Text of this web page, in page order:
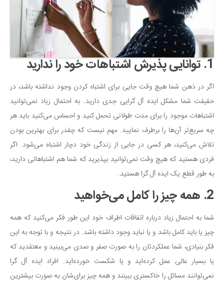
زمین و محیط زیست
خودرو
سرگرمی
دانستنی‌ها
طنز
فال
مسابقه
اخبار
1. توانایی پذیرش اشتباهات خود را ندارید
اگر در ذهن شما هیچ وقت جایی برای اشتباه کردن وجود نداشته باشد، در
حقیقت شما مشکل ایده آل گرایی جدی دارید. به احتمال زیاد نمی‌توانید
اشتباهات موجود را برای مدت طولانی تحمل کنید و احساس می‌کنید باید هر
چه سریع‌تر آن‌ها را برطرف نمایید. مهم نیست که چقدر برای بهترین بودن
تلاش می‌کنید، هر کسی در جایی از زندگی خود دچار اشتباه می‌شود. اگر
فردی هستید که هیچ وقت نمی‌توانید بپذیرید که شما هم اشتباهاتی دارید،
به طور قطع یک ایده آل گرا هستید.
2. همه چیز را کامل می‌خواهید
شما به احتمال زیاد درباره اتفاقات اطراف خود این طور فکر می‌کنید که همه
چیز یا باید کامل باشد و یا نباید وجود داشته باشد. در نتیجه و با توجه به این
فکر بنیادی، شما عملکردتان را به صورت صفر و صدی می‌بینید و معتقدید که
یا بسیار عالی عمل کرده‌اید و یا شکست خورده‌اید. افراد ایده آل گرا
نمی‌توانند مسائل را خاکستری ببینند و همه چیز برای‌شان به صورت بیشترین